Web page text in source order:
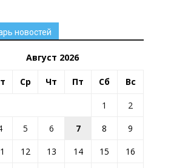
новостей
Август 2026
Ср Чт Пт Сб Вс
1
2
5 6 7 8
9
12 13 14 15
16